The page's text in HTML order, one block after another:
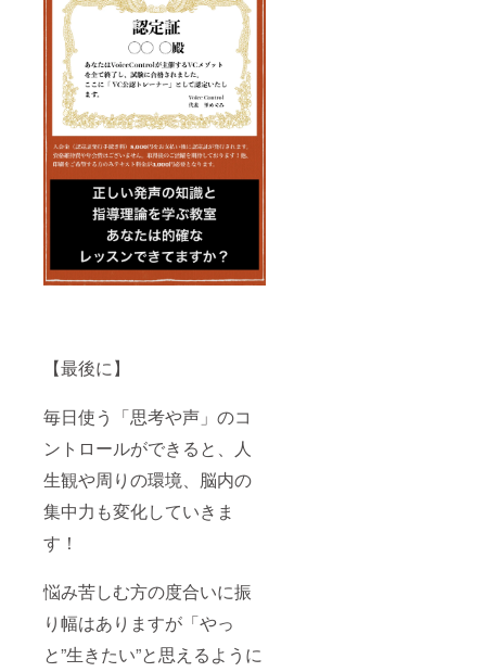
【最後に】
毎日使う「思考や声」のコ
ントロールができると、人
生観や周りの環境、脳内の
集中力も変化していきま
す！
悩み苦しむ方の度合いに振
り幅はありますが「やっ
と”生きたい”と思えるように